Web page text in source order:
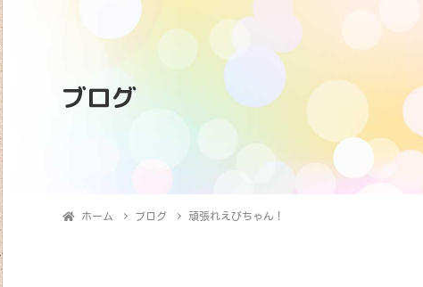
ブログ
ホーム ブログ 頑張れえびちゃん！